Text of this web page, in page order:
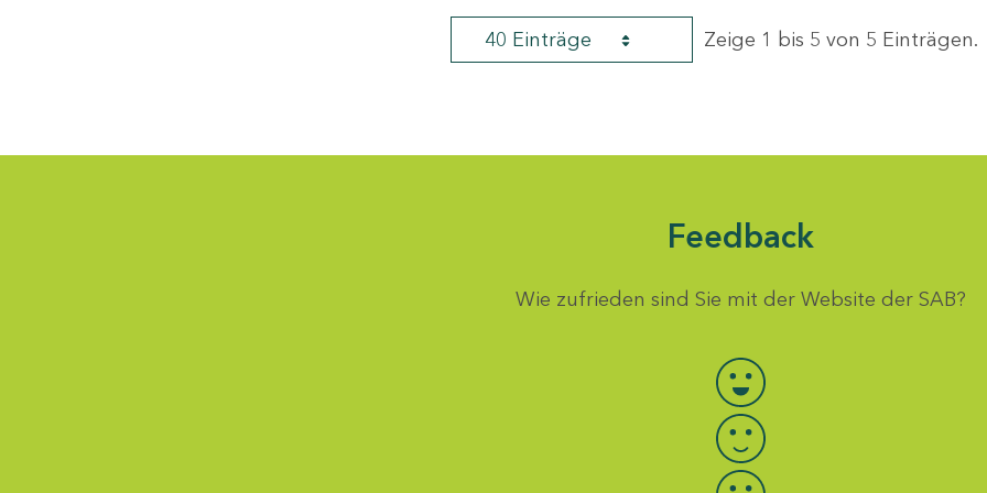
40 Einträge Zeige 1 bis 5 von 5 Einträgen.
Feedback
Wie zufrieden sind Sie mit der Website der SAB?
Bewertung auswählen